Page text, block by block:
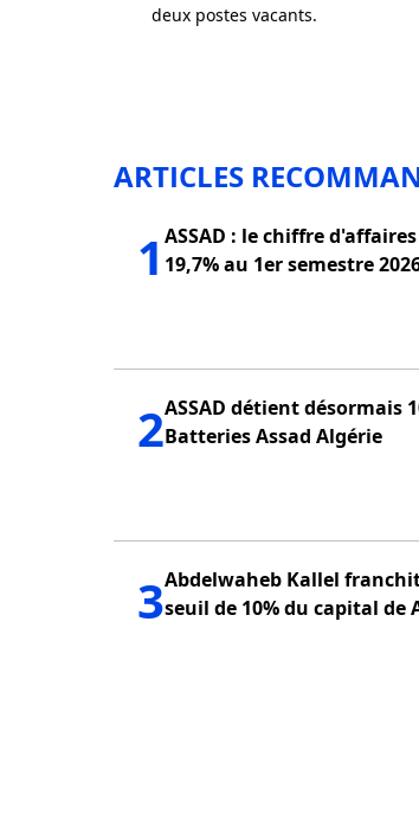
deux postes vacants.
ARTICLES
1 ASSAD : le chiffre
19,7% au 1er semestre
2ASSAD détient désormais
Batteries Assad Algérie
3Abdelwaheb Kallel
seuil de 10% du capital de